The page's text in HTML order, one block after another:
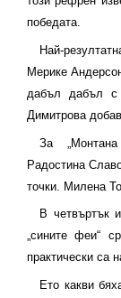
победата.
Най-
Мерике
дабъл дабъл
Димитрова
За
Радостина
точки. Милена
В четвъртък
„сините феи“
практически са
Ето какви